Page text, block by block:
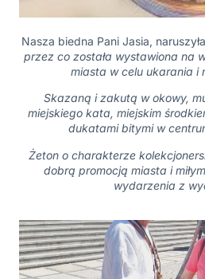
Nasza biedna Pani Jasia,
przez co została wystawiona na
miasta w celu ukarania i
Skazaną i zakutą w okowy,
miejskiego kata, miejskim
dukatami bitymi w
Żeton o charakterze
dobrą promocją miasta i
wydarzenia z